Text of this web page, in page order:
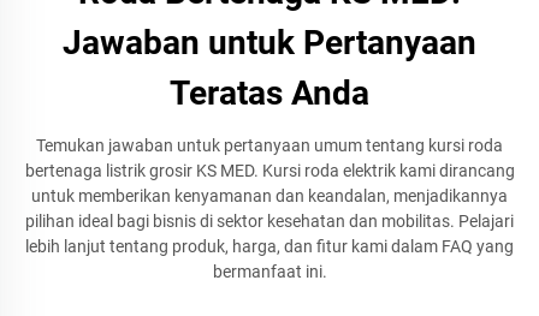
Jawaban untuk Pertanyaan
Teratas Anda
Temukan jawaban untuk pertanyaan umum tentang kursi roda
bertenaga listrik grosir KS MED. Kursi roda elektrik kami dirancang
untuk memberikan kenyamanan dan keandalan, menjadikannya
pilihan ideal bagi bisnis di sektor kesehatan dan mobilitas. Pelajari
lebih lanjut tentang produk, harga, dan fitur kami dalam FAQ yang
bermanfaat ini.